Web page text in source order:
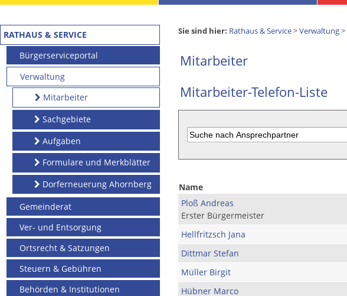
RATHAUS & SERVICE
Bürgerserviceportal
Verwaltung
Mitarbeiter
Sachgebiete
Aufgaben
Formulare und Merkblätter
Dorferneuerung Ahornberg
Gemeinderat
Ver- und Entsorgung
Ortsrecht & Satzungen
Steuern & Gebühren
Behörden & Institutionen
Sie sind hier: Rathaus & Service>Verwaltung>
Mitarbeiter
Mitarbeiter-Telefon-Liste
Name
Ploß Andreas
Erster Bürgermeister
Hellfritzsch Jana
Dittmar Stefan
Müller Birgit
Hübner Marco